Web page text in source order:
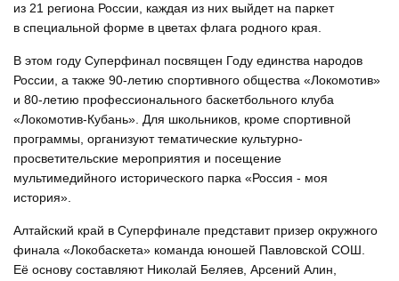
из 21 региона России, каждая из них выйдет на паркет
в специальной форме в цветах флага родного края.
В этом году Суперфинал посвящен Году единства народов
России, а также 90-летию спортивного общества «Локомотив»
и 80-летию профессионального баскетбольного клуба
«Локомотив-Кубань». Для школьников, кроме спортивной
программы, организуют тематические культурно-
просветительские мероприятия и посещение
мультимедийного исторического парка «Россия - моя
история».
Алтайский край в Суперфинале представит призер окружного
финала «Локобаскета» команда юношей Павловской СОШ.
Её основу составляют Николай Беляев, Арсений Алин,